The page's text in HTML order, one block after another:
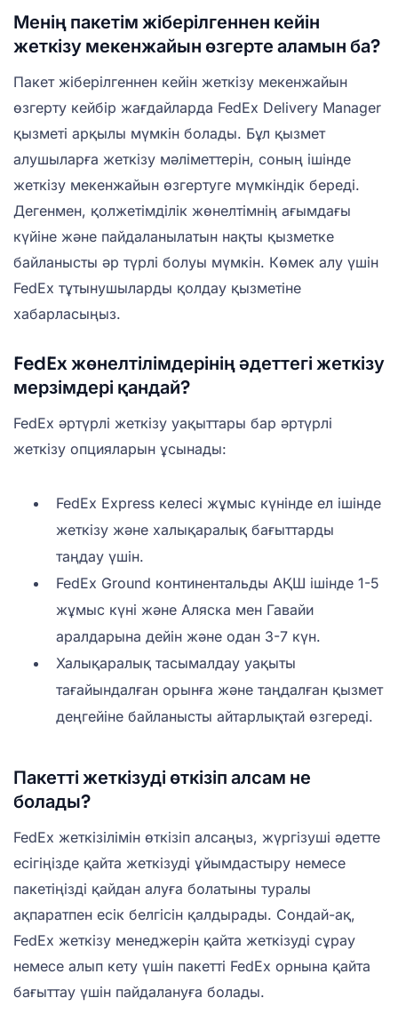
Менің пакетім жіберілгеннен кейін
жеткізу мекенжайын өзгерте аламын ба?
Пакет жіберілгеннен кейін жеткізу мекенжайын
өзгерту кейбір жағдайларда FedEx Delivery Manager
қызметі арқылы мүмкін болады. Бұл қызмет
алушыларға жеткізу мәліметтерін, соның ішінде
жеткізу мекенжайын өзгертуге мүмкіндік береді.
Дегенмен, қолжетімділік жөнелтімнің ағымдағы
күйіне және пайдаланылатын нақты қызметке
байланысты әр түрлі болуы мүмкін. Көмек алу үшін
FedEx тұтынушыларды қолдау қызметіне
хабарласыңыз.
FedEx жөнелтілімдерінің әдеттегі жеткізу
мерзімдері қандай?
FedEx әртүрлі жеткізу уақыттары бар әртүрлі
жеткізу опцияларын ұсынады:
FedEx Express келесі жұмыс күнінде ел ішінде
жеткізу және халықаралық бағыттарды
таңдау үшін.
FedEx Ground континентальды АҚШ ішінде 1-5
жұмыс күні және Аляска мен Гавайи
аралдарына дейін және одан 3-7 күн.
Халықаралық тасымалдау уақыты
тағайындалған орынға және таңдалған қызмет
деңгейіне байланысты айтарлықтай өзгереді.
Пакетті жеткізуді өткізіп алсам не
болады?
FedEx жеткізілімін өткізіп алсаңыз, жүргізуші әдетте
есігіңізде қайта жеткізуді ұйымдастыру немесе
пакетіңізді қайдан алуға болатыны туралы
ақпаратпен есік белгісін қалдырады. Сондай-ақ,
FedEx жеткізу менеджерін қайта жеткізуді сұрау
немесе алып кету үшін пакетті FedEx орнына қайта
бағыттау үшін пайдалануға болады.